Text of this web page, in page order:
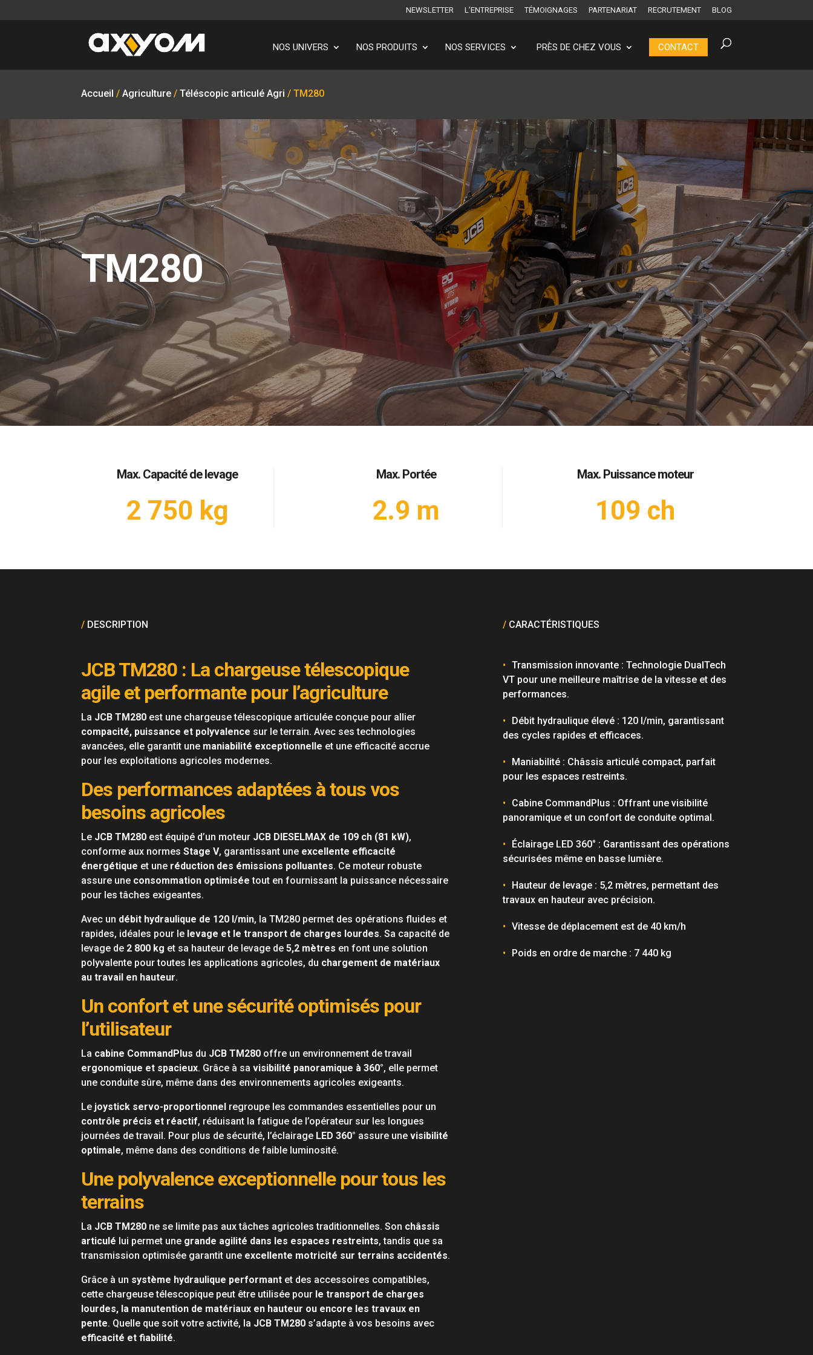
NEWSLETTER L’ENTREPRISE TÉMOIGNAGES PARTENARIAT RECRUTEMENT BLOG
NOS UNIVERS NOS PRODUITS NOS SERVICES PRÈS DE CHEZ VOUS CONTACT
Accueil /Agriculture /Téléscopic articulé Agri / TM280
TM280
Max. Capacité de levage
2 750 kg
Max. Portée
2.9 m
Max. Puissance moteur
109 ch
/ DESCRIPTION
JCB TM280 : La chargeuse télescopique
agile et performante pour l’agriculture
La JCB TM280 est une chargeuse télescopique articulée conçue pour allier
compacité, puissance et polyvalence sur le terrain. Avec ses technologies
avancées, elle garantit une maniabilité exceptionnelle et une efficacité accrue
pour les exploitations agricoles modernes.
Des performances adaptées à tous vos
besoins agricoles
Le JCB TM280 est équipé d’un moteur JCB DIESELMAX de 109 ch (81 kW),
conforme aux normesStage V, garantissant une excellente efficacité
énergétique et une réduction des émissions polluantes. Ce moteur robuste
assure une consommation optimisée tout en fournissant la puissance nécessaire
pour les tâches exigeantes.
Avec un débit hydraulique de 120 l/min, la TM280 permet des opérations fluides et
rapides, idéales pour le levage et le transport de charges lourdes. Sa capacité de
levage de 2 800 kg et sa hauteur de levage de5,2 mètres en font une solution
polyvalente pour toutes les applications agricoles, du chargement de matériaux
au travail en hauteur.
Un confort et une sécurité optimisés pour
l’utilisateur
La cabine CommandPlus du JCB TM280 offre un environnement de travail
ergonomique et spacieux. Grâce à savisibilité panoramique à 360°, elle permet
une conduite sûre, même dans des environnements agricoles exigeants.
Le joystick servo-proportionnel regroupe les commandes essentielles pour un
contrôle précis et réactif, réduisant la fatigue de l’opérateur sur les longues
journées de travail. Pour plus de sécurité, l’éclairage LED 360° assure unevisibilité
optimale, même dans des conditions de faible luminosité.
Une polyvalence exceptionnelle pour tous les
terrains
La JCB TM280 ne se limite pas aux tâches agricoles traditionnelles. Son châssis
articulé lui permet une grande agilité dans les espaces restreints, tandis que sa
transmission optimisée garantit une excellente motricité sur terrains accidentés.
Grâce à un système hydraulique performant et des accessoires compatibles,
cette chargeuse télescopique peut être utilisée pour le transport de charges
lourdes, la manutention de matériaux en hauteur ou encore les travaux en
pente. Quelle que soit votre activité, la JCB TM280 s’adapte à vos besoins avec
efficacité et fiabilité.
/ CARACTÉRISTIQUES
Transmission innovante : Technologie DualTech
VT pour une meilleure maîtrise de la vitesse et des
performances.
Débit hydraulique élevé : 120 l/min, garantissant
des cycles rapides et efficaces.
Maniabilité : Châssis articulé compact, parfait
pour les espaces restreints.
Cabine CommandPlus : Offrant une visibilité
panoramique et un confort de conduite optimal.
Éclairage LED 360° : Garantissant des opérations
sécurisées même en basse lumière.
Hauteur de levage : 5,2 mètres, permettant des
travaux en hauteur avec précision.
Vitesse de déplacement est de 40 km/h
Poids en ordre de marche : 7 440 kg